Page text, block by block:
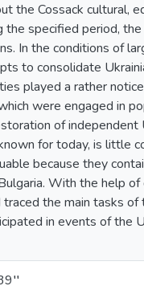
the Cossack cultural,
the specified period,
In the conditions of
to consolidate
played a rather
were engaged in
of independent
for today, is little
because they
With the help
the main tasks
in events of the